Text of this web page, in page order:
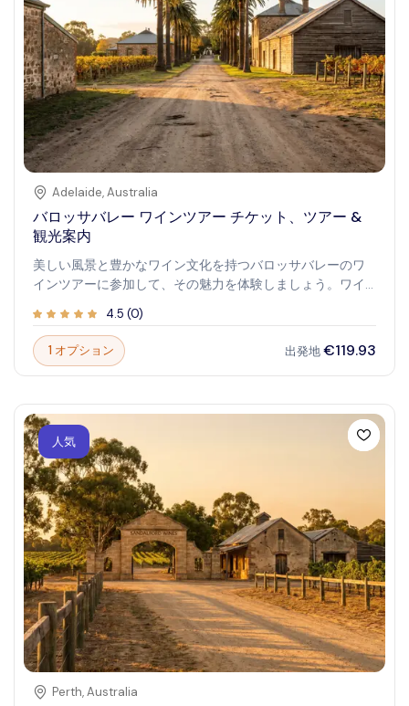
Adelaide,Australia
バロッサバレー ワインツアー チケット、ツアー &
観光案内
美しい風景と豊かなワイン文化を持つバロッサバレーのワ
インツアーに参加して、その魅力を体験しましょう。ワイ
なワイナリーを巡りながら世界最高峰のワインを試飲でき
る絶好の機会です。醸造の伝統に触れながら、思い出に残
るひとときをお楽しみください。
4.5 (0)
1 オプション 出発地€119.93
人気
Perth,Australia